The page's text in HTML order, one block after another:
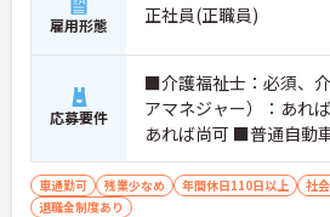
雇用形態 正社員(正職員)
応募要件
■介護福祉士：必須、
アマネジャー）：あれ
あれば尚可 ■普通自動
可）：必須
車通勤可 残業少なめ 年間休日110日以上 社
退職金制度あり